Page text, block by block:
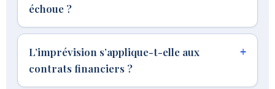
échoue ?
L’imprévision s’applique-t-elle aux
contrats financiers ?